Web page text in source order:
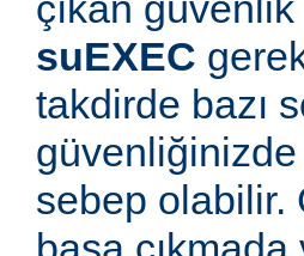
suEXEC
takdirde bazı
güvenliğinizde
sebep olabilir.